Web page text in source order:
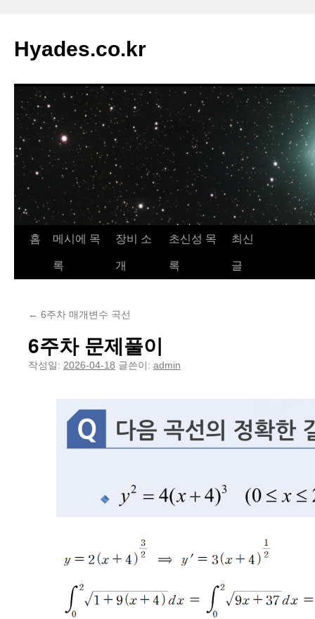
츠
로
너
기
Hyades.co.kr
홈 메시에 목
록
장비 소
개
초신성 목
록
최신
글
← 6주차 매개변수 곡선
6주차 문제풀이
작성일: 2026-04-18 글쓴이: admin